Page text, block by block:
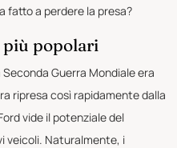
fatto a perdere la presa?
popolari
Guerra Mondiale era
ripresa così rapidamente dalla
vide il potenziale del
veicoli. Naturalmente, i